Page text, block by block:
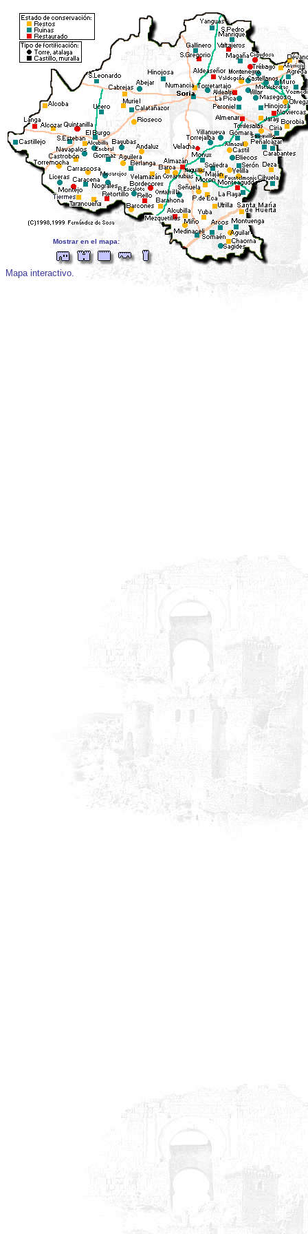
Mostrar en el mapa:
Mapa interactivo.